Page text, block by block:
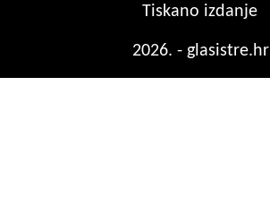
Tiskano izdanje
2026. - glasistre.hr